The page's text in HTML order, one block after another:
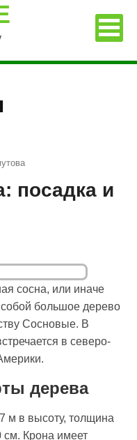
посадка и
сосна, или иначе
большое дерево
Сосновые. В
в северо-
дерева
м в высоту, толщина
см. Крона имеет